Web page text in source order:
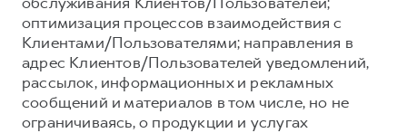
оптимизация процессов взаимодействия с
Клиентами/Пользователями; направления в
адрес Клиентов/Пользователей уведомлений,
рассылок, информационных и рекламных
сообщений и материалов в том числе, но не
ограничиваясь, о продукции и услугах